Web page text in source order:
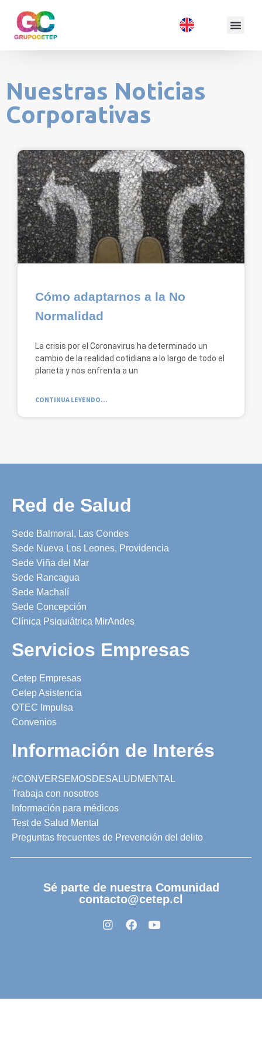
Nuestras Noticias
Corporativas
Cómo adaptarnos a la No
Normalidad
La crisis por el Coronavirus ha determinado un
cambio de la realidad cotidiana a lo largo de todo el
planeta y nos enfrenta a un
CONTINUA LEYENDO...
Red de Salud
Sede Balmoral, Las Condes
Sede Nueva Los Leones, Providencia
Sede Viña del Mar
Sede Rancagua
Sede Machalí
Sede Concepción
Clínica Psiquiátrica MirAndes
Servicios Empresas
Cetep Empresas
Cetep Asistencia
OTEC Impulsa
Convenios
Información de Interés
#CONVERSEMOSDESALUDMENTAL
Trabaja con nosotros
Información para médicos
Test de Salud Mental
Preguntas frecuentes de Prevención del delito
Sé parte de nuestra Comunidad
contacto@cetep.cl